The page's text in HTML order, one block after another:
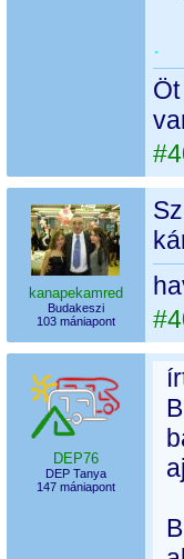
.
kanapekamred
Budakeszi
103 mániapont
DEP76
DEP Tanya
147 mániapont